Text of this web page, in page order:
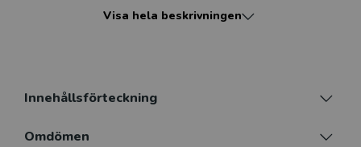
lärandet hos dina studenter.
all undervisning där målet är att studenterna genom
lösning ska lära sig någonting om människan,
Visa hela beskrivningen
Innehållsförteckning
Omdömen